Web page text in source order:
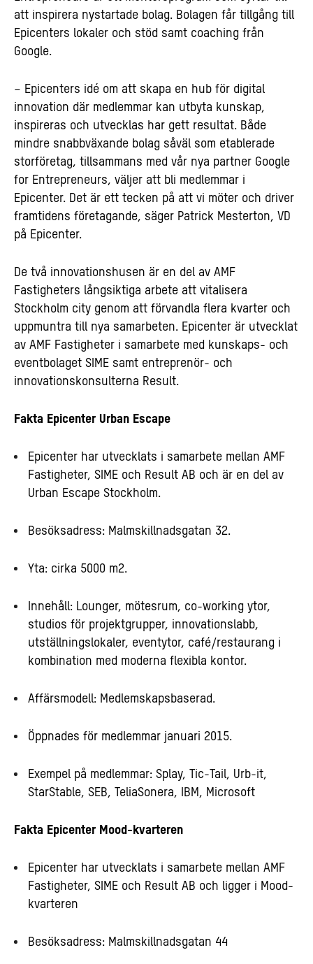
att inspirera nystartade bolag. Bolagen får tillgång till
Epicenters lokaler och stöd samt coaching från
Google.
– Epicenters idé om att skapa en hub för digital
innovation där medlemmar kan utbyta kunskap,
inspireras och utvecklas har gett resultat. Både
mindre snabbväxande bolag såväl som etablerade
storföretag, tillsammans med vår nya partner Google
for Entrepreneurs, väljer att bli medlemmar i
Epicenter. Det är ett tecken på att vi möter och driver
framtidens företagande, säger Patrick Mesterton, VD
på Epicenter.
De två innovationshusen är en del av AMF
Fastigheters långsiktiga arbete att vitalisera
Stockholm city genom att förvandla flera kvarter och
uppmuntra till nya samarbeten. Epicenter är utvecklat
av AMF Fastigheter i samarbete med kunskaps- och
eventbolaget SIME samt entreprenör- och
innovationskonsulterna Result.
Fakta Epicenter Urban Escape
Epicenter har utvecklats i samarbete mellan AMF
Fastigheter, SIME och Result AB och är en del av
Urban Escape Stockholm.
Besöksadress: Malmskillnadsgatan 32.
Yta: cirka 5000 m2.
Innehåll: Lounger, mötesrum, co-working ytor,
studios för projektgrupper, innovationslabb,
utställningslokaler, eventytor, café/restaurang i
kombination med moderna flexibla kontor.
Affärsmodell: Medlemskapsbaserad.
Öppnades för medlemmar januari 2015.
Exempel på medlemmar: Splay, Tic-Tail, Urb-it,
StarStable, SEB, TeliaSonera, IBM, Microsoft
Fakta Epicenter Mood-kvarteren
Epicenter har utvecklats i samarbete mellan AMF
Fastigheter, SIME och Result AB och ligger i Mood-
kvarteren
Besöksadress: Malmskillnadsgatan 44